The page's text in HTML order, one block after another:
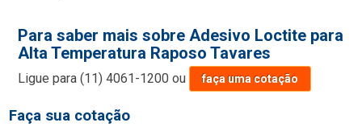
Para saber mais sobre Adesivo Loctite para
Alta Temperatura Raposo Tavares
Ligue para(11) 4061-1200 ou faça uma cotação
Faça sua cotação